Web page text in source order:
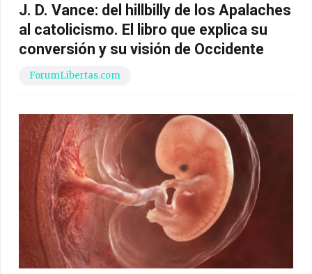
J. D. Vance: del hillbilly de los Apalaches
al catolicismo. El libro que explica su
conversión y su visión de Occidente
ForumLibertas.com